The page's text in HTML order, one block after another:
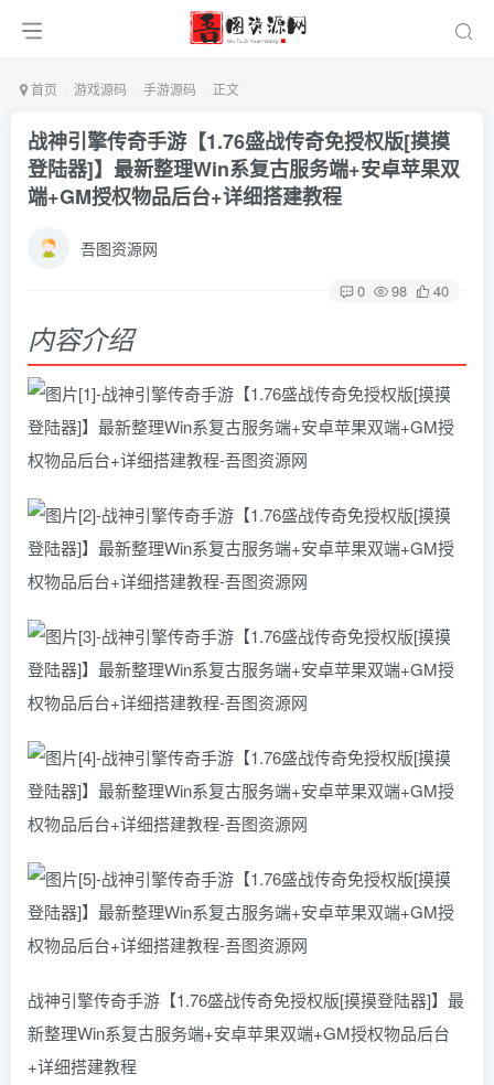
首页 游戏源码 手游源码 正文
战神引擎传奇手游【1.76盛战传奇免授权版[摸摸
登陆器]】最新整理Win系复古服务端+安卓苹果双
端+GM授权物品后台+详细搭建教程
吾图资源网
0 98 40
内容介绍
战神引擎传奇手游【1.76盛战传奇免授权版[摸摸登陆器]】最
新整理Win系复古服务端+安卓苹果双端+GM授权物品后台
+详细搭建教程